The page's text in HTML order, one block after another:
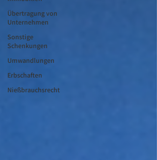
Übertragung von
Unternehmen
Sonstige
Schenkungen
Umwandlungen
Erbschaften
Nießbrauchsrecht